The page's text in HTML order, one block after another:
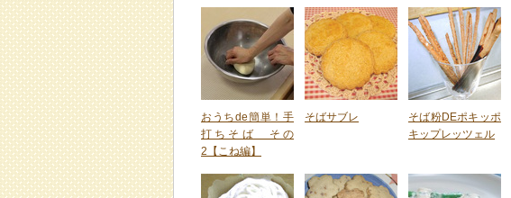
おうちde簡単！手
打ちそば その
2【こね編】
そばサブレ
そば粉DEポキッポ
キップレッツェル